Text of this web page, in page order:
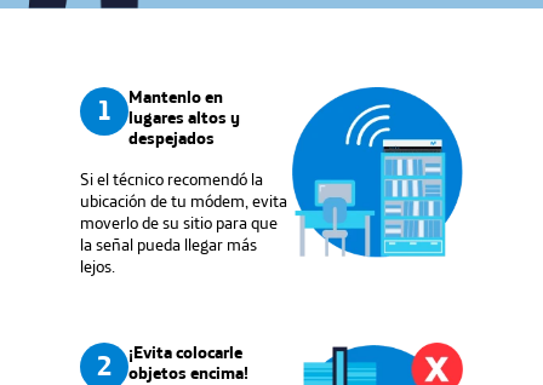
1
Mantenlo en
lugares altos y
despejados
Si el técnico recomendó la
ubicación de tu módem, evita
moverlo de su sitio para que
la señal pueda llegar más
lejos.
2
¡Evita colocarle
objetos encima!